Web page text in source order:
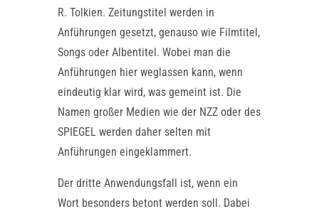
R. Tolkien. Zeitungstitel werden in
Anführungen gesetzt, genauso wie Filmtitel,
Songs oder Albentitel. Wobei man die
Anführungen hier weglassen kann, wenn
eindeutig klar wird, was gemeint ist. Die
Namen großer Medien wie der NZZ oder des
SPIEGEL werden daher selten mit
Anführungen eingeklammert.
Der dritte Anwendungsfall ist, wenn ein
Wort besonders betont werden soll. Dabei